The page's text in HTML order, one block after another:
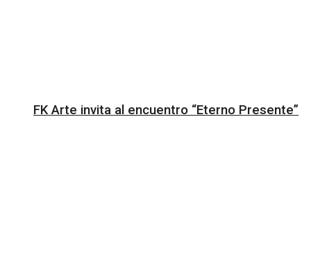
FK Arte invita al encuentro “Eterno Presente”